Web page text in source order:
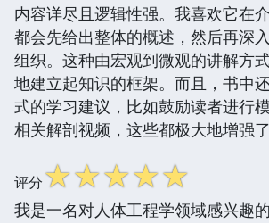
内容详尽且逻辑性强。我喜欢它在
都会先给出整体的概述，然后再深
组织。这种由宏观到微观的讲解方
地建立起知识的框架。而且，书中
式的学习建议，比如鼓励读者进行
相关解剖视频，这些都极大地增强
评分☆☆☆☆☆
我是一名对人体工程学领域感兴趣